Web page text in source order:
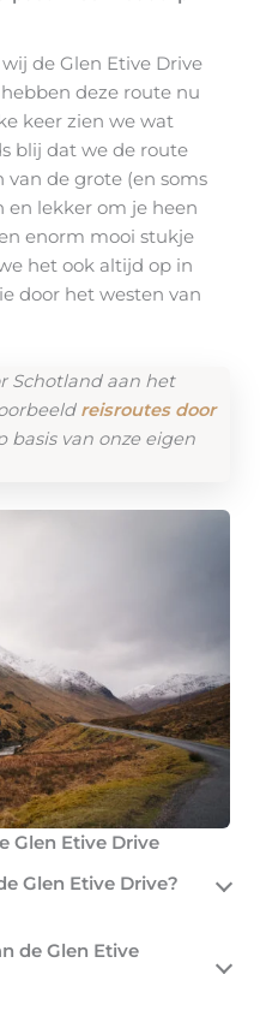
de Glen Etive Drive
deze route nu
keer zien we wat
blij dat we de route
van de grote (en soms
en lekker om je heen
enorm mooi stukje
het ook altijd op in
door het westen van
Schotland aan het
reisroutes door
basis van onze eigen
Glen Etive Drive
Glen Etive Drive?
de Glen Etive